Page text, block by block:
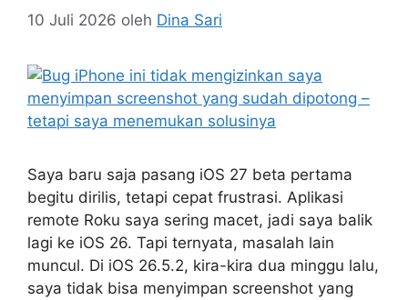
10 Juli 2026 oleh Dina Sari
Saya baru saja pasang iOS 27 beta pertama
begitu dirilis, tetapi cepat frustrasi. Aplikasi
remote Roku saya sering macet, jadi saya balik
lagi ke iOS 26. Tapi ternyata, masalah lain
muncul. Di iOS 26.5.2, kira-kira dua minggu lalu,
saya tidak bisa menyimpan screenshot yang